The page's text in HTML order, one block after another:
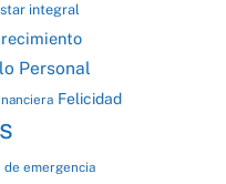
integral
Personal
Felicidad
de emergencia